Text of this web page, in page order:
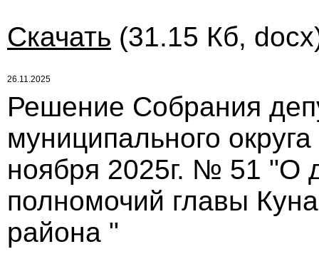
Скачать (31.15 Кб,
26.11.2025
Решение Собрания
муниципального
ноября 2025г. № 51 "О
полномочий главы
района "